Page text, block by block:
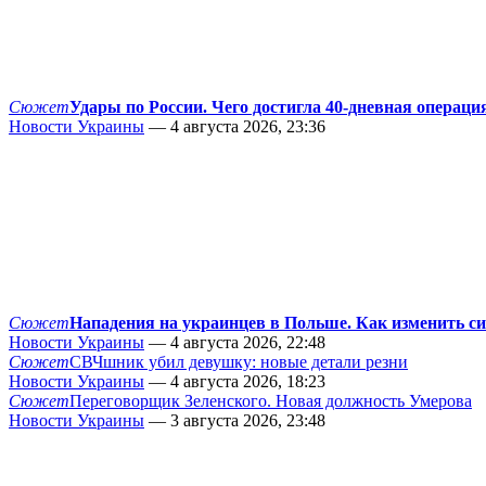
СюжетУдары по России. Чего достигла 40-дневная
Новости Украины — 4 августа 2026, 23:36
СюжетНападения на украинцев в Польше. Как изменить
Новости Украины — 4 августа 2026, 22:48
СюжетСВЧшник убил девушку: новые детали резни
Новости Украины — 4 августа 2026, 18:23
СюжетПереговорщик Зеленского. Новая должность Умерова
Новости Украины — 3 августа 2026, 23:48